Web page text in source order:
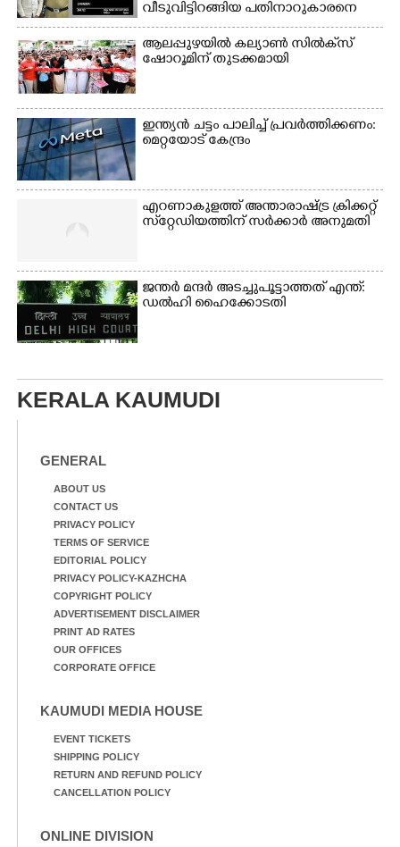
ഫുട്ബോൾ കളികളിൽ
ഏർപ്പെട്ടിരിക്കുന്ന
കുട്ടികൾ
വസ്ത്രങ്ങൾ
ഉണക്കാനിടുന്ന കാഴ്ച.
വീടുവിട്ടിറങ്ങിയ പതിനാറുകാരനെ
കണ്ടെത്തിയത് ഫിലിം സിറ്റിയിൽ
ആലപ്പുഴയിൽ കല്യാൺ സിൽക്‌സ്
ഷോറൂമിന് തുടക്കമായി
ഇന്ത്യൻ ചട്ടം പാലിച്ച് പ്രവർത്തിക്കണം:
മെറ്റയോട് കേന്ദ്രം
എറണാകുളത്ത് അന്താരാഷ്ട്ര ക്രിക്കറ്റ്
സ്‌റ്റേഡിയത്തിന് സർക്കാർ അനുമതി
ജന്ത‌‌ർ മന്ദർ അടച്ചുപൂട്ടാത്തത് എന്ത്:
ഡൽഹി ഹൈക്കോടതി
KERALA KAUMUDI
GENERAL
ABOUT US
CONTACT US
PRIVACY POLICY
TERMS OF SERVICE
EDITORIAL POLICY
PRIVACY POLICY-KAZHCHA
COPYRIGHT POLICY
ADVERTISEMENT DISCLAIMER
PRINT AD RATES
OUR OFFICES
CORPORATE OFFICE
KAUMUDI MEDIA HOUSE
EVENT TICKETS
SHIPPING POLICY
RETURN AND REFUND POLICY
CANCELLATION POLICY
ONLINE DIVISION